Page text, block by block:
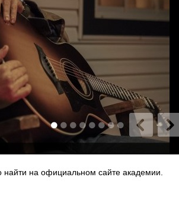
на официальном сайте академии.